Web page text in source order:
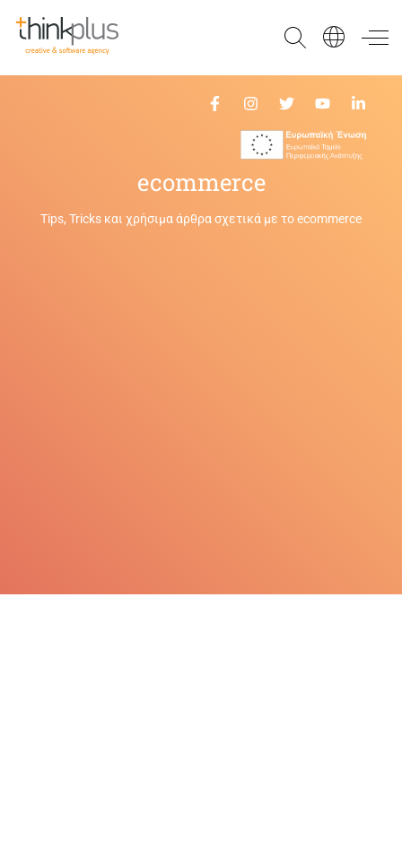
Think Plus
ecommerce
Tips, Tricks και χρήσιμα άρθρα σχετικά με το ecommerce